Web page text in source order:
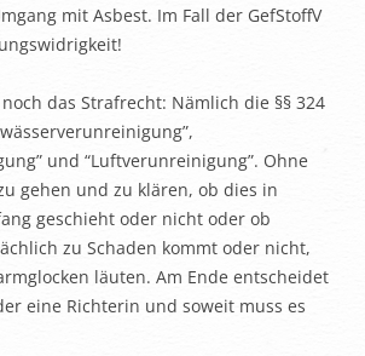
mit Asbest. Im Fall der GefStoffV
das Strafrecht: Nämlich die §§ 324
und “Luftverunreinigung”. Ohne
gehen und zu klären, ob dies in
geschieht oder nicht oder ob
zu Schaden kommt oder nicht,
läuten. Am Ende entscheidet
eine Richterin und soweit muss es